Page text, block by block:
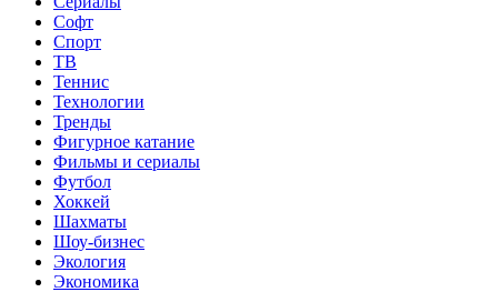
Софт
Спорт
ТВ
Теннис
Технологии
Тренды
Фигурное катание
Фильмы и сериалы
Футбол
Хоккей
Шахматы
Шоу-бизнес
Экология
Экономика